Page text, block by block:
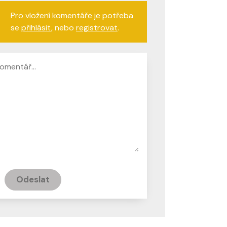
Pro vložení komentáře je potřeba
se přihlásit, nebo registrovat.
Odeslat